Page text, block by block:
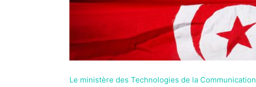
Le ministère des Technologies de la Communication